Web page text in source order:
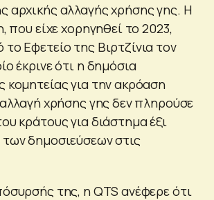
αρχικής αλλαγής χρήσης γης. Η
που είχε χορηγηθεί το 2023,
Εφετείο της Βιρτζίνια τον
έκρινε ότι η δημόσια
κομητείας για την ακρόαση
χρήσης γης δεν πληρούσε
κράτους για διάστημα έξι
δημοσιεύσεων στις
της, η QTS ανέφερε ότι